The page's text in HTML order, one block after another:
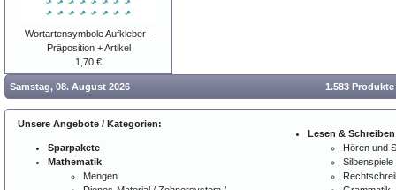
Wortartensymbole Aufkleber -
Präposition + Artikel
1,70 €
Samstag, 08. August 2026 1.583
Unsere Angebote / Kategorien:
Sparpakete
Mathematik
Mengen
Lesen & Schreiben
Hören und
Silbenspiele